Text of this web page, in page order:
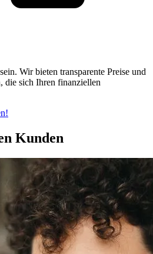
Wir bieten transparente Preise und
die sich Ihren finanziellen
Kunden